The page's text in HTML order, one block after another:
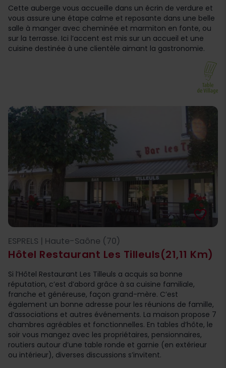
Cette auberge vous accueille dans un écrin de verdure et
vous assure une étape calme et reposante dans une belle
salle à manger avec cheminée et marmiton en fonte, ou
sur la terrasse. Ici l’accent est mis sur un accueil et une
cuisine destinée à une clientèle aimant la gastronomie.
Hôtel Restaurant Les Tilleuls(21,11 Km)
favorite_border
ESPRELS | Haute-Saône (70)
Si l’Hôtel Restaurant Les Tilleuls a acquis sa bonne
réputation, c’est d’abord grâce à sa cuisine familiale,
franche et généreuse, façon grand-mère. C’est
également un bonne adresse pour les réunions de famille,
d’associations et autres événements. La maison propose 7
chambres agréables et fonctionnelles. En tables d’hôte, le
soir vous mangez avec les propriétaires, pensionnaires,
routiers autour d’une table ronde et garnie (en extérieur
ou intérieur), diverses discussions s’invitent.